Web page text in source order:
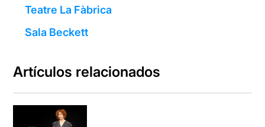
Teatre La Fàbrica
Sala Beckett
Artículos relacionados